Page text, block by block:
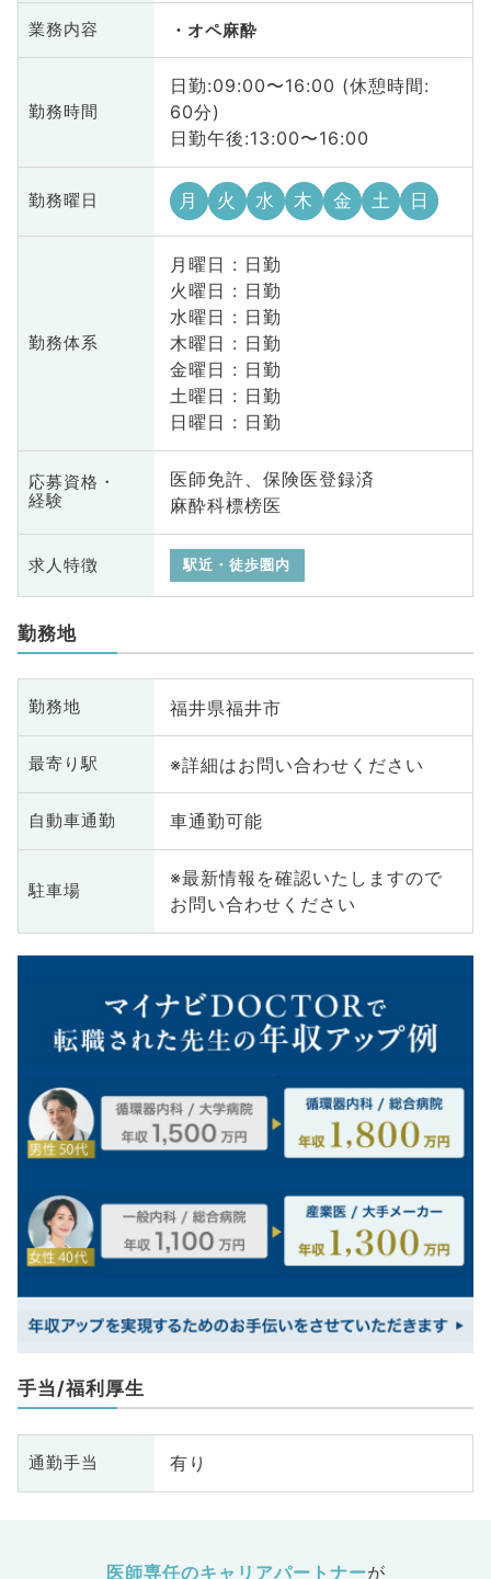
業務内容 オペ麻酔
勤務時間
日勤:09:00〜16:00 (休憩時間:
60分)
日勤午後:13:00〜16:00
勤務曜日 月 火 水 木 金 土 日
勤務体系
月曜日 : 日勤
火曜日 : 日勤
水曜日 : 日勤
木曜日 : 日勤
金曜日 : 日勤
土曜日 : 日勤
日曜日 : 日勤
応募資格・
経験
医師免許、保険医登録済
麻酔科標榜医
求人特徴 駅近・徒歩圏内
勤務地
勤務地 福井県福井市
最寄り駅 ※詳細はお問い合わせください
自動車通勤 車通勤可能
駐車場
※最新情報を確認いたしますので
お問い合わせください
手当/福利厚生
通勤手当 有り
医師専任のキャリアパートナーが